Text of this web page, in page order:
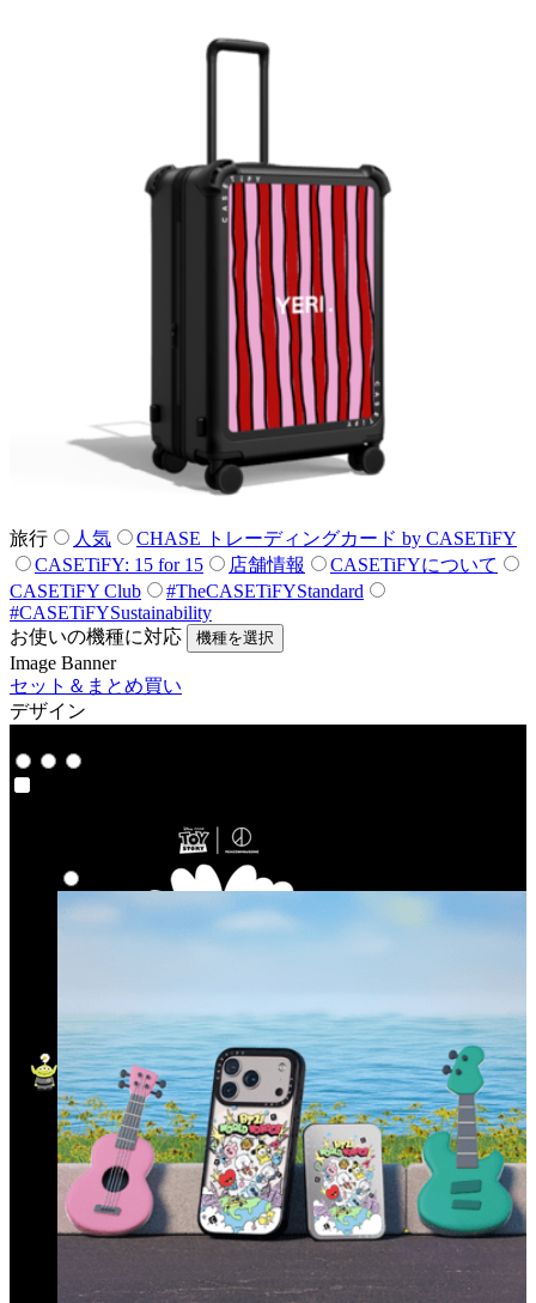
旅行 人気
CHASE トレーディングカード by CASETiFY
CASETiFY: 15 for 15
店舗情報
CASETiFYについて
CASETiFY Club
#TheCASETiFYStandard
#CASETiFYSustainability
お使いの機種に対応
機種を選択
Image Banner
セット＆まとめ買い
デザイン